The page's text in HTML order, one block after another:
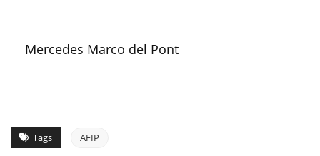
Mercedes Marco del Pont
Tags AFIP